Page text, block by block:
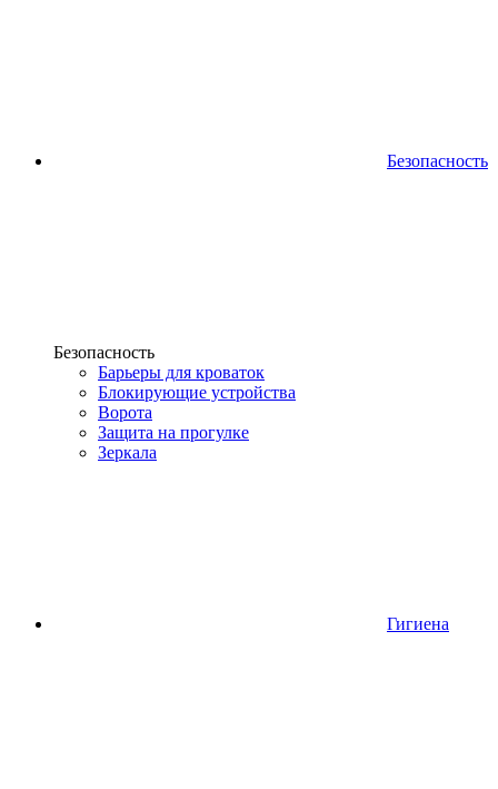
Безопасность
Безопасность
Барьеры для кроваток
Блокирующие устройства
Ворота
Защита на прогулке
Зеркала
Гигиена